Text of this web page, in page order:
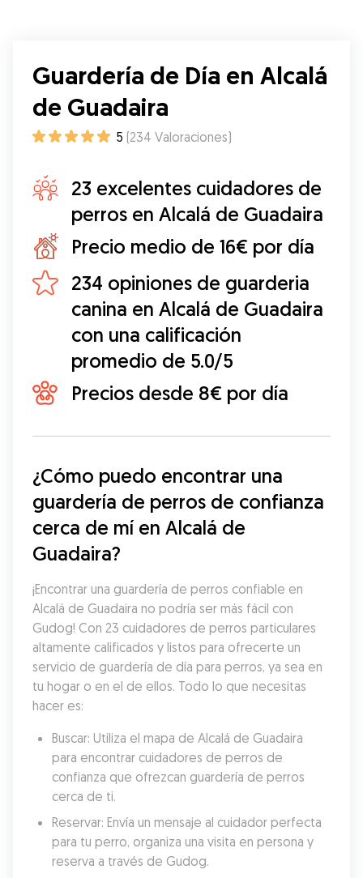
Guardería de Día en Alcalá
de Guadaira
5 (234 Valoraciones)
23 excelentes cuidadores de
perros en Alcalá de Guadaira
Precio medio de 16€ por día
234 opiniones de guarderia
canina en Alcalá de Guadaira
con una calificación
promedio de 5.0/5
Precios desde 8€ por día
¿Cómo puedo encontrar una
guardería de perros de confianza
cerca de mí en Alcalá de
Guadaira?
¡Encontrar una guardería de perros confiable en
Alcalá de Guadaira no podría ser más fácil con
Gudog! Con 23 cuidadores de perros particulares
altamente calificados y listos para ofrecerte un
servicio de guardería de día para perros, ya sea en
tu hogar o en el de ellos. Todo lo que necesitas
hacer es:
Buscar: Utiliza el mapa de Alcalá de Guadaira
para encontrar cuidadores de perros de
confianza que ofrezcan guardería de perros
cerca de ti.
Reservar: Envía un mensaje al cuidador perfecta
para tu perro, organiza una visita en persona y
reserva a través de Gudog.